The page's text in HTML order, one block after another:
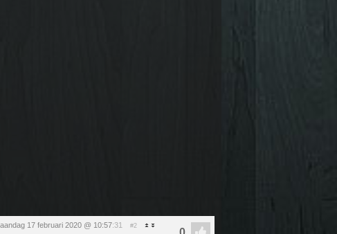
17 februari 2020 @ 10:57:31 #2